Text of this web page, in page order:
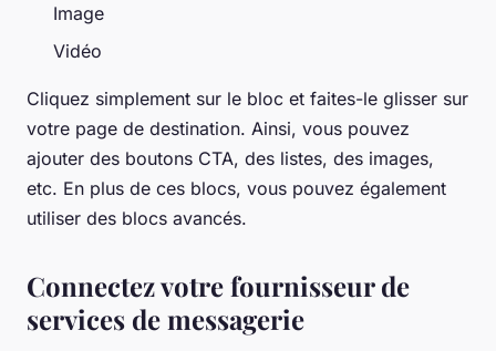
Image
Vidéo
Cliquez simplement sur le bloc et faites-le glisser sur
votre page de destination. Ainsi, vous pouvez
ajouter des boutons CTA, des listes, des images,
etc. En plus de ces blocs, vous pouvez également
utiliser des blocs avancés.
Connectez votre fournisseur de
services de messagerie